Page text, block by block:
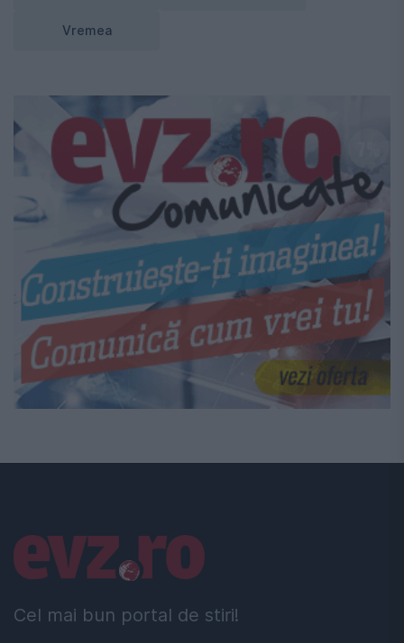
Vremea
Cel mai bun portal de stiri!
Linkuri utile